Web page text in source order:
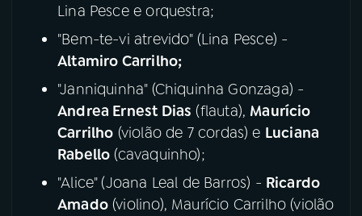
Lina Pesce e orquestra;
"Bem-te-vi atrevido" (Lina Pesce) -
Altamiro Carrilho;
"Janniquinha" (Chiquinha Gonzaga) -
Andrea Ernest Dias (flauta), Maurício
Carrilho (violão de 7 cordas) e Luciana
Rabello (cavaquinho);
"Alice" (Joana Leal de Barros) - Ricardo
Amado(violino), Maurício Carrilho (violão